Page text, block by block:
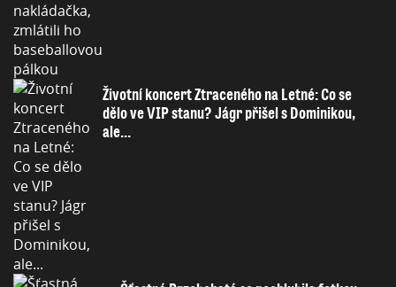
Životní koncert Ztraceného na Letné: Co se
dělo ve VIP stanu? Jágr přišel s Dominikou,
ale...